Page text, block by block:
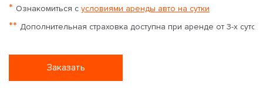
* Ознакомиться с условиями аренды авто на сутки
** Дополнительная страховка доступна при аренде от 3-х суток
Заказать